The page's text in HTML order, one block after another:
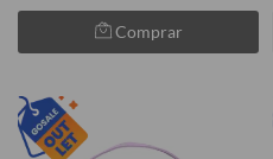
Comprar